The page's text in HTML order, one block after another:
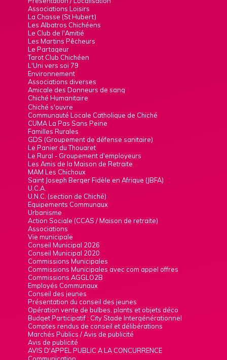
Associations Loisirs
La Chasse (St Hubert)
Les Albatros Chichéens
Le Club de l'Amitié
Les Martins Pêcheurs
Le Partageur
Tarot Club Chichéen
L'Uni vers soi 79
Environnement
Associations diverses
Amicale des Donneurs de sang
Chiché Humanitaire
Chiché s'ouvre
Communauté Locale Catholique de Chiché
CUMA La Pas Sans Peine
Familles Rurales
GDS (Groupement de défense sanitaire)
Le Panier du Thouaret
Le Rural - Groupement d'employeurs
Les Amis de la Maison de Retraite
MAM Les Chichoux
Saint Joseph Berger Fidèle en Afrique (JBFA)
U.C.A.
U.N.C. (section de Chiché)
Equipements Communaux
Urbanisme
Action Sociale (CCAS / Maison de retraite)
Associations
Vie municipale
Conseil Municipal 2026
Conseil Municipal 2020
Commissions Municipales
Commissions Municipales avec com appel offres
Commissions AGGLO2B
Employés Communaux
Conseil des jeunes
Présentation du conseil des jeunes
Opération vente de bulbes, plants et objets déco
Budget Participatif : City Stade Intergénérationnel
Comptes rendus de conseil et délibérations
Marchés Publics / Avis de publicité
Avis de publicité
AVIS D'APPEL PUBLIC A LA CONCURRENCE